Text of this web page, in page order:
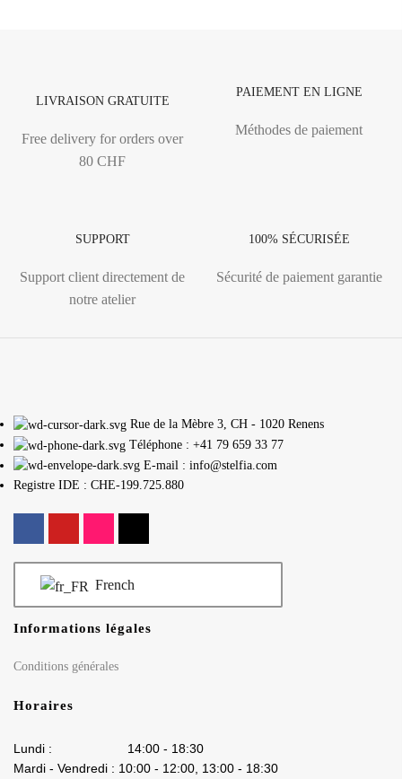
LIVRAISON GRATUITE
Free delivery for orders over
80 CHF
PAIEMENT EN LIGNE
Méthodes de paiement
SUPPORT
Support client directement de
notre atelier
100% SÉCURISÉE
Sécurité de paiement garantie
Rue de la Mèbre 3, CH - 1020 Renens
Téléphone : +41 79 659 33 77
E-mail : info@stelfia.com
Registre IDE : CHE-199.725.880
French
Informations légales
Conditions générales
Horaires
Lundi : 14:00 - 18:30
Mardi - Vendredi : 10:00 - 12:00, 13:00 - 18:30